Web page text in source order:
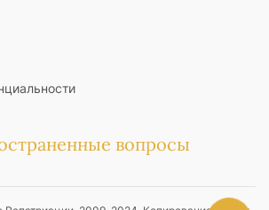
вопросы
зеут